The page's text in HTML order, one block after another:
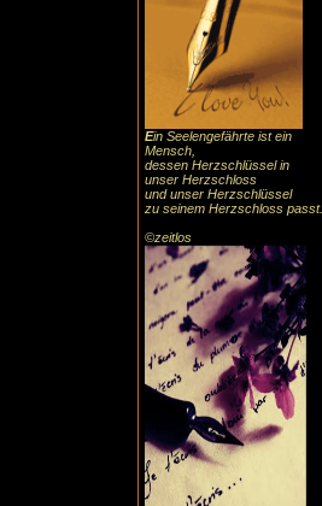
Ein Seelengefährte ist ein
Mensch,
dessen Herzschlüssel in
unser Herzschloss
und unser Herzschlüssel
zu seinem Herzschloss passt.
©zeitlos